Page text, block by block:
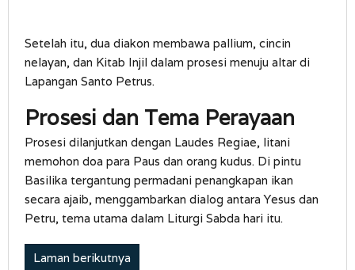
Setelah itu, dua diakon membawa pallium, cincin
nelayan, dan Kitab Injil dalam prosesi menuju altar di
Lapangan Santo Petrus.
Prosesi dan Tema Perayaan
Prosesi dilanjutkan dengan Laudes Regiae, litani
memohon doa para Paus dan orang kudus. Di pintu
Basilika tergantung permadani penangkapan ikan
secara ajaib, menggambarkan dialog antara Yesus dan
Petru, tema utama dalam Liturgi Sabda hari itu.
Laman berikutnya